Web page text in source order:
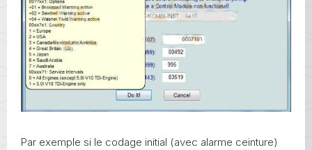
Par exemple si le codage initial (avec alarme ceinture)